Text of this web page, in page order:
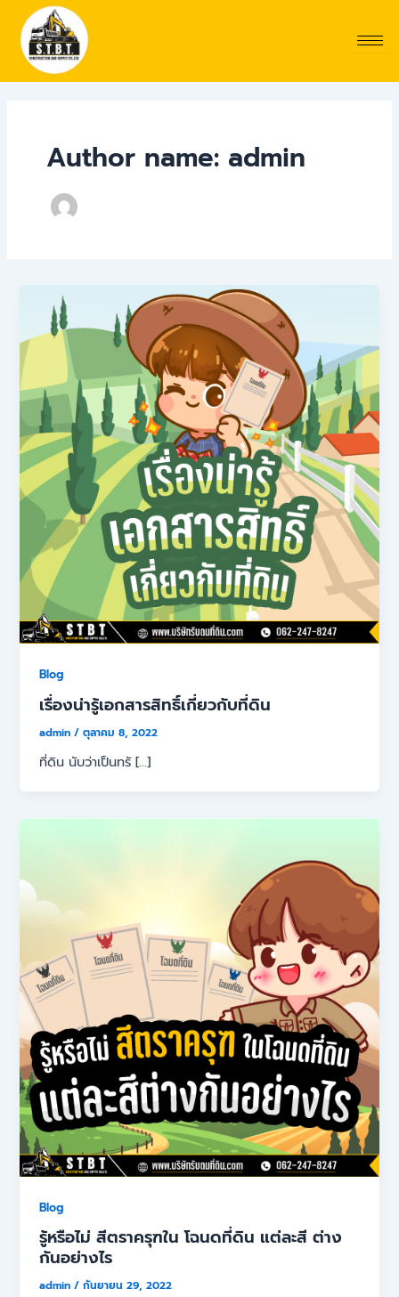
content
Author name: admin
Blog
เรื่องน่ารู้เอกสารสิทธิ์เกี่ยวกับที่ดิน
admin/ตุลาคม 8, 2022
ที่ดิน นับว่าเป็นทรั […]
Blog
รู้หรือไม่ สีตราครุฑใน โฉนดที่ดิน แต่ละสี ต่าง
กันอย่างไร
admin/กันยายน 29, 2022
Post
pagination